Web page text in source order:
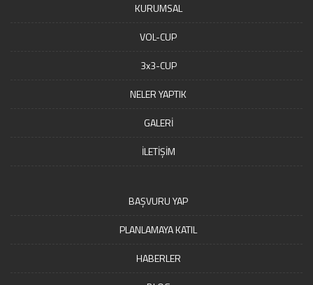
KURUMSAL
VOL-CUP
3x3-CUP
NELER YAPTIK
GALERİ
İLETİŞİM
BAŞVURU YAP
PLANLAMAYA KATIL
HABERLER